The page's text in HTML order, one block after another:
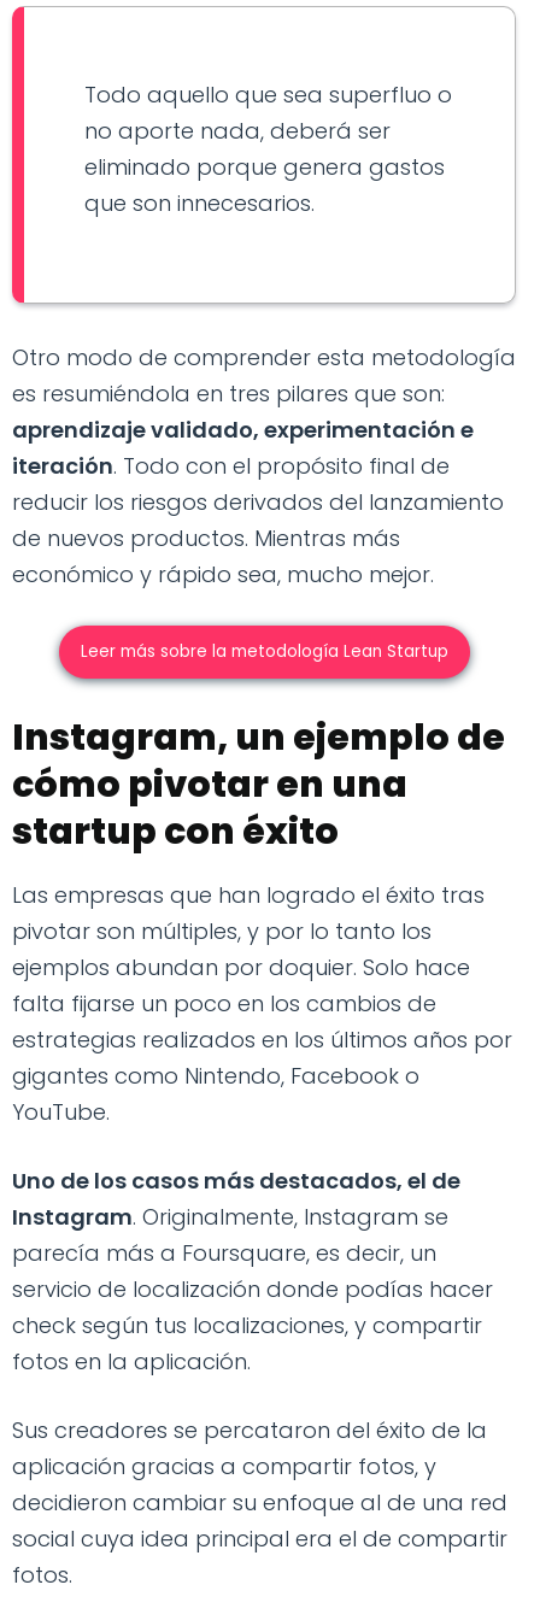
Todo aquello que sea superfluo o
no aporte nada, deberá ser
eliminado porque genera gastos
que son innecesarios.
Otro modo de comprender esta metodología
es resumiéndola en tres pilares que son:
aprendizaje validado, experimentación e
iteración. Todo con el propósito final de
reducir los riesgos derivados del lanzamiento
de nuevos productos. Mientras más
económico y rápido sea, mucho mejor.
Leer más sobre la metodología Lean Startup
Instagram, un ejemplo de
cómo pivotar en una
startup con éxito
Las empresas que han logrado el éxito tras
pivotar son múltiples, y por lo tanto los
ejemplos abundan por doquier. Solo hace
falta fijarse un poco en los cambios de
estrategias realizados en los últimos años por
gigantes como Nintendo, Facebook o
YouTube.
Uno de los casos más destacados, el de
Instagram. Originalmente, Instagram se
parecía más a Foursquare, es decir, un
servicio de localización donde podías hacer
check según tus localizaciones, y compartir
fotos en la aplicación.
Sus creadores se percataron del éxito de la
aplicación gracias a compartir fotos, y
decidieron cambiar su enfoque al de una red
social cuya idea principal era el de compartir
fotos.